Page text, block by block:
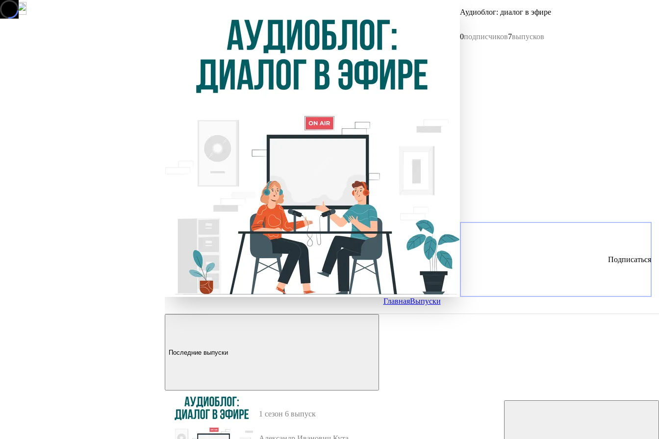
Аудиоблог: диалог в эфире
0подписчиков7выпусков
Подписаться
ГлавнаяВыпуски
Последние выпуски
1 сезон 6 выпуск